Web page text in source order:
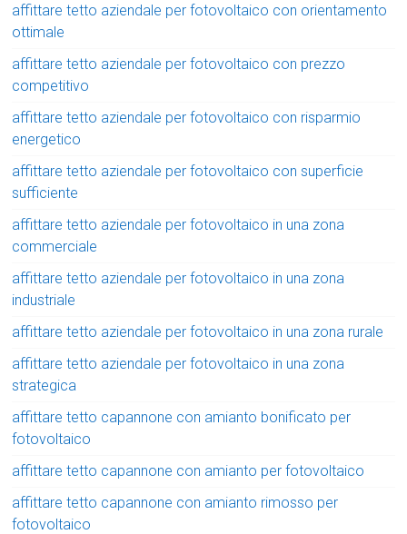
affittare tetto aziendale per fotovoltaico con orientamento
ottimale
affittare tetto aziendale per fotovoltaico con prezzo
competitivo
affittare tetto aziendale per fotovoltaico con risparmio
energetico
affittare tetto aziendale per fotovoltaico con superficie
sufficiente
affittare tetto aziendale per fotovoltaico in una zona
commerciale
affittare tetto aziendale per fotovoltaico in una zona
industriale
affittare tetto aziendale per fotovoltaico in una zona rurale
affittare tetto aziendale per fotovoltaico in una zona
strategica
affittare tetto capannone con amianto bonificato per
fotovoltaico
affittare tetto capannone con amianto per fotovoltaico
affittare tetto capannone con amianto rimosso per
fotovoltaico